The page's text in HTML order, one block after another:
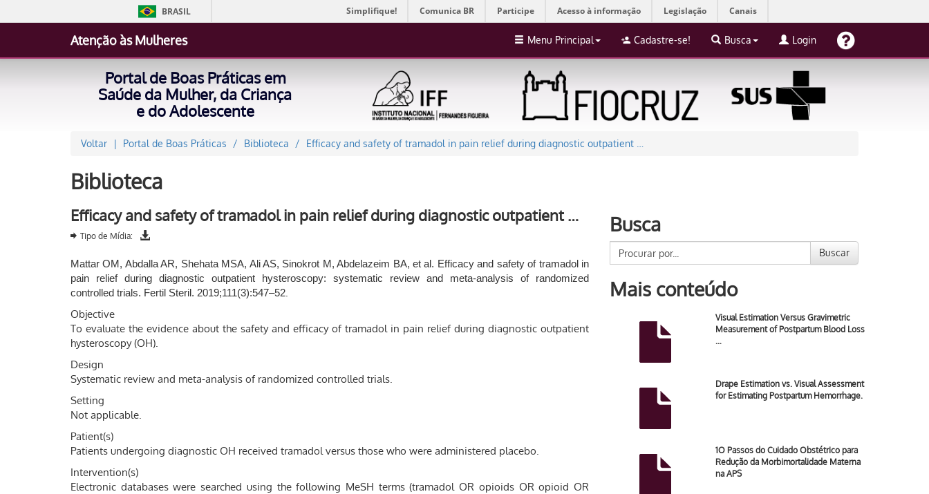
BRASIL Simplifique! Comunica BR Participe Acesso à informação Legislação Canais
Atenção às Mulheres Menu Principal Cadastre-se! Busca Login
Portal de Boas Práticas em
Saúde da Mulher, da Criança
e do Adolescente
Voltar Portal de Boas Práticas Biblioteca Efficacy and safety of tramadol in pain relief during diagnostic outpatient …
Biblioteca
Efficacy and safety of tramadol in pain relief during diagnostic outpatient …
Tipo de Mídia:
Mattar OM, Abdalla AR, Shehata MSA, Ali AS, Sinokrot M, Abdelazeim BA, et al. Efficacy and safety of tramadol in
pain relief during diagnostic outpatient hysteroscopy: systematic review and meta-analysis of randomized
controlled trials. Fertil Steril. 2019;111(3):547–52.
Objective
To evaluate the evidence about the safety and efficacy of tramadol in pain relief during diagnostic outpatient
hysteroscopy (OH).
Design
Systematic review and meta-analysis of randomized controlled trials.
Setting
Not applicable.
Patient(s)
Patients undergoing diagnostic OH received tramadol versus those who were administered placebo.
Intervention(s)
Electronic databases were searched using the following MeSH terms (tramadol OR opioids OR opioid OR
Busca
Buscar
Mais conteúdo
Visual Estimation Versus Gravimetric
Measurement of Postpartum Blood Loss
…
Drape Estimation vs. Visual Assessment
for Estimating Postpartum Hemorrhage.
1O Passos do Cuidado Obstétrico para
Redução da Morbimortalidade Materna
na APS